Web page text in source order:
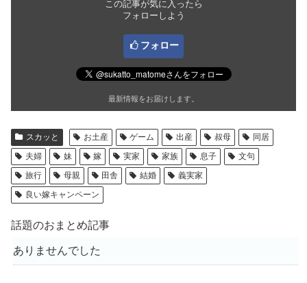
この記事が気に入ったら
フォローしよう
フォロー
最新情報をお届けします。
スカッと お土産 ゲーム 出産 叔母
同居
夫婦
妹 嫁 実家 家族 息子
文句
旅行
母親 田舎 結婚
義実家
良い嫁キャンペーン
話題のおまとめ記事
ありませんでした